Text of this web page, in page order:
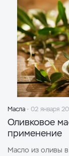
Масла 02 января
Оливковое
применение
Масло из оливы